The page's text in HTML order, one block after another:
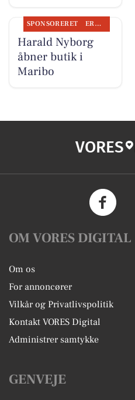
SPONSORERET ERHVERV
Harald Nyborg
åbner butik i
Maribo
VORES
OM VORES DIGITAL
Om os
For annoncører
Vilkår og Privatlivspolitik
Kontakt VORES Digital
Administrer samtykke
GENVEJE